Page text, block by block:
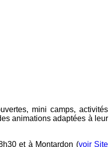
mini camps, activités
animations adaptées à leur
et à Montardon (voir Site